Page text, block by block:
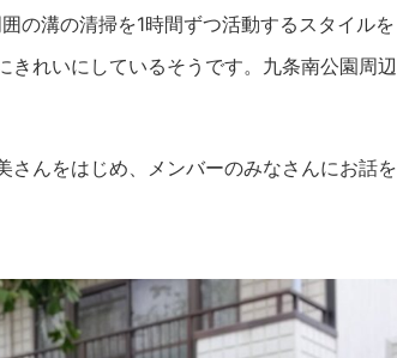
の溝の清掃を1時間ずつ活動するスタイルを
れいにしているそうです。九条南公園周辺
んをはじめ、メンバーのみなさんにお話を